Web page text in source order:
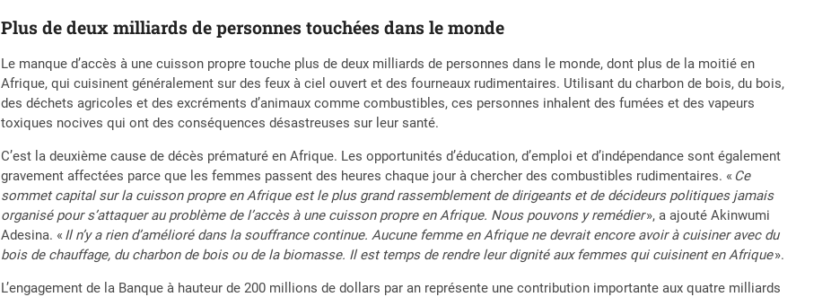
Plus de deux milliards de personnes touchées dans le monde
Le manque d’accès à une cuisson propre touche plus de deux milliards de personnes dans le monde, dont plus de la moitié en
Afrique, qui cuisinent généralement sur des feux à ciel ouvert et des fourneaux rudimentaires. Utilisant du charbon de bois, du bois,
des déchets agricoles et des excréments d’animaux comme combustibles, ces personnes inhalent des fumées et des vapeurs
toxiques nocives qui ont des conséquences désastreuses sur leur santé.
C’est la deuxième cause de décès prématuré en Afrique. Les opportunités d’éducation, d’emploi et d’indépendance sont également
gravement affectées parce que les femmes passent des heures chaque jour à chercher des combustibles rudimentaires. « Ce
sommet capital sur la cuisson propre en Afrique est le plus grand rassemblement de dirigeants et de décideurs politiques jamais
organisé pour s’attaquer au problème de l’accès à une cuisson propre en Afrique. Nous pouvons y remédier», a ajouté Akinwumi
Adesina. « Il n’y a rien d’amélioré dans la souffrance continue. Aucune femme en Afrique ne devrait encore avoir à cuisiner avec du
bois de chauffage, du charbon de bois ou de la biomasse. Il est temps de rendre leur dignité aux femmes qui cuisinent en Afrique».
L’engagement de la Banque à hauteur de 200 millions de dollars par an représente une contribution importante aux quatre milliards